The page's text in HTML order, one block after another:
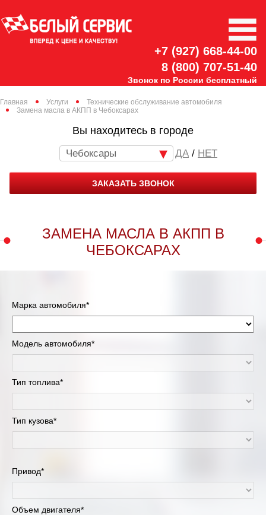
+7 (927) 668-44-00
8 (800) 707-51-40
Звонок по России бесплатный
Главная Услуги
Технические обслуживание автомобиля
Замена масла в АКПП в Чебоксарах
Вы находитесь в городе
Чебоксары / НЕТ
ЗАКАЗАТЬ ЗВОНОК
ЗАМЕНА МАСЛА В АКПП В
ЧЕБОКСАРАХ
Марка автомобиля*
Модель автомобиля*
Тип топлива*
Тип кузова*
Привод*
Объем двигателя*